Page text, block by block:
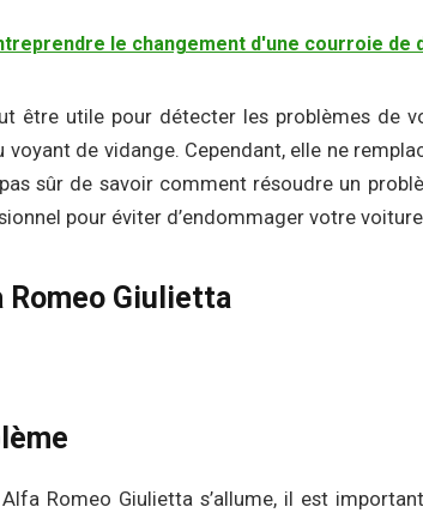
le changement d'une courroie de
être utile pour détecter les problèmes de
de vidange. Cependant, elle ne
sûr de savoir comment résoudre un
pour éviter d’endommager votre
Giulietta
Romeo Giulietta s’allume, il est